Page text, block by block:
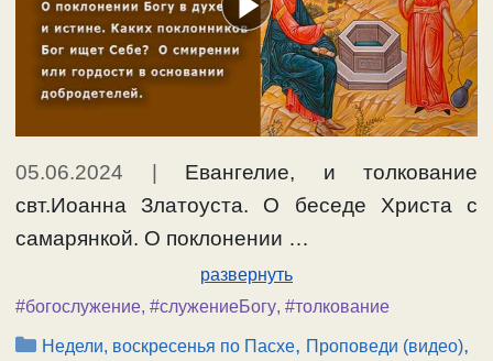
05.06.2024
Евангелие, и толкование
свт.Иоанна Златоуста. О беседе Христа с
самарянкой. О поклонении …
развернуть
#богослужение, #служениеБогу, #толкование
Рубрики
Недели, воскресенья по Пасхе, Проповеди (видео),